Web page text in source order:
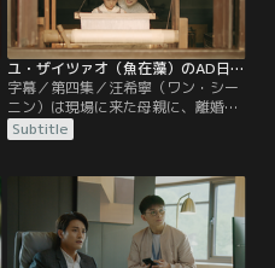
ウ・ウェンフー）の工房へ。
ユ・ザイツァオ（魚在藻）のAD日記 第04話／字幕
字幕／第四集／汪希寧（ワン・シー
ニン）は現場に来た母親に、離婚を
考え直すように言われる。それを目
撃してしまった魚在藻（ユ・ザイツ
ン）に手を組むことを提案する。つ
づれ織り工房では、林商英（リン・
シャンイン）がつづれ織りと林（リ
ン）家の関係について話していた。
Subtitle